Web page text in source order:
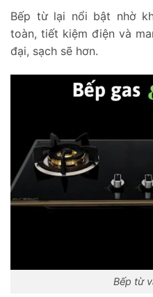
Bếp từ lại nổi bật nhờ
toàn, tiết kiệm điện và
đại, sạch sẽ hơn.
Bếp từ